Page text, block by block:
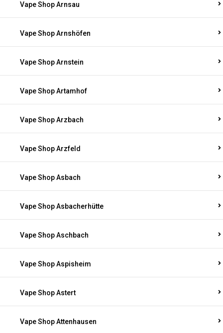
Vape Shop Arnsau
Vape Shop Arnshöfen
Vape Shop Arnstein
Vape Shop Artamhof
Vape Shop Arzbach
Vape Shop Arzfeld
Vape Shop Asbach
Vape Shop Asbacherhütte
Vape Shop Aschbach
Vape Shop Aspisheim
Vape Shop Astert
Vape Shop Attenhausen